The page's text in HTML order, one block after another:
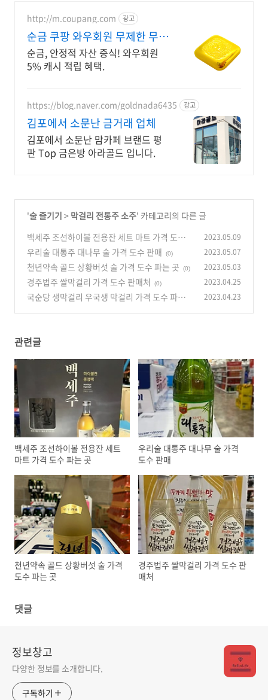
http://m.coupang.com 광고
순금 쿠팡 와우회원 무제한 무료
배송
순금, 안정적 자산 증식! 와우회원
5% 캐시 적립 혜택.
https://blog.naver.com/goldnada6435 광고
김포에서 소문난 금거래 업체
김포에서 소문난 맘카페 브랜드 평
판 Top 금은방 아라골드 입니다.
'술 즐기기 > 막걸리 전통주 소주' 카테고리의 다른 글
백세주 조선하이볼 전용잔 세트 마트 가격 도수
파는 곳
(0)
2023.05.09
우리술 대통주 대나무 술 가격 도수 판매 (0) 2023.05.07
천년약속 골드 상황버섯 술 가격 도수 파는 곳 (0) 2023.05.03
경주법주 쌀막걸리 가격 도수 판매처 (0) 2023.04.25
국순당 생막걸리 우국생 막걸리 가격 도수 파는
2023.04.23
관련글
백세주 조선하이볼 전용잔 세트
마트 가격 도수 파는 곳
우리술 대통주 대나무 술 가격
도수 판매
천년약속 골드 상황버섯 술 가격
도수 파는 곳
경주법주 쌀막걸리 가격 도수 판
매처
댓글
정보창고
다양한 정보를 소개합니다.
구독하기